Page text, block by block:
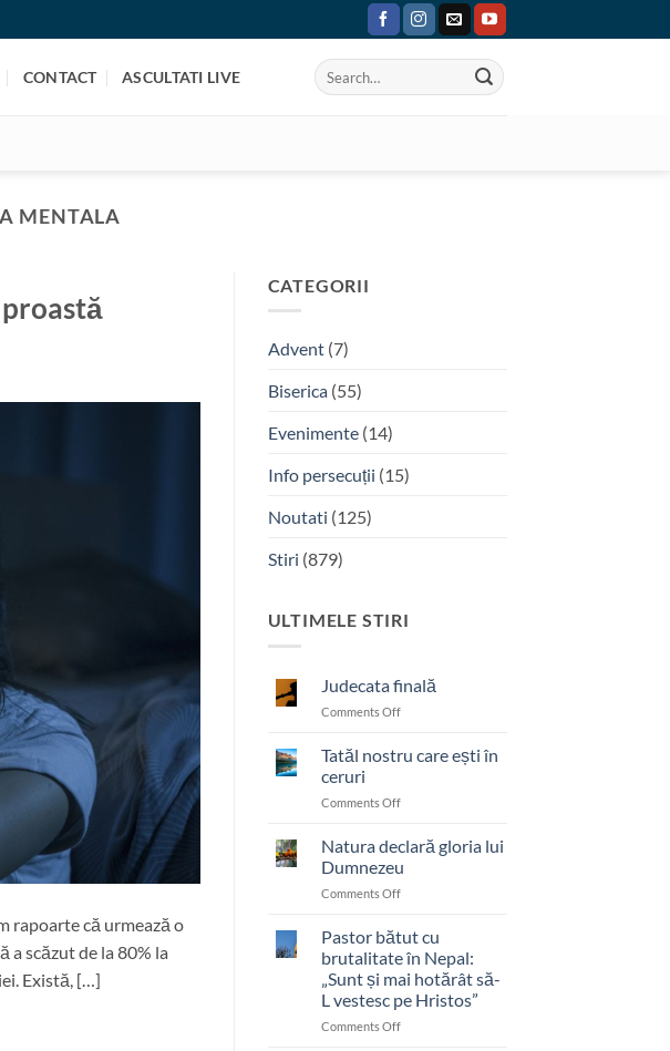
CONTACT ASCULTATI LIVE
MENTALA
rapoarte că urmează o
a scăzut de la 80% la
Există, […]
CATEGORII
Advent(7)
Biserica(55)
Evenimente(14)
Info persecuții (15)
Noutati (125)
Stiri (879)
ULTIMELE STIRI
Judecata finală
Comments Offon
Tatăl nostru care ești în
ceruri
Comments Offon
nostru
care
ești
în
Natura declară gloria lui
Dumnezeu
Comments Offon
declară
gloria
lui
Dumnezeu
Pastor bătut cu
brutalitate în Nepal:
„Sunt și mai hotărât să-
L vestesc pe Hristos”
Comments Offon